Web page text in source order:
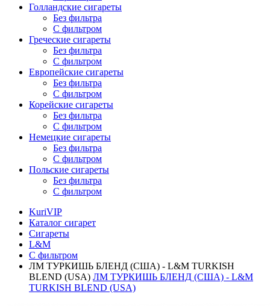
Голландские сигареты
Без фильтра
С фильтром
Греческие сигареты
Без фильтра
С фильтром
Европейские сигареты
Без фильтра
С фильтром
Корейские сигареты
Без фильтра
С фильтром
Немецкие сигареты
Без фильтра
С фильтром
Польские сигареты
Без фильтра
С фильтром
KuriVIP
Каталог сигарет
Сигареты
L&M
С фильтром
ЛМ ТУРКИШЬ БЛЕНД (США) - L&M TURKISH
BLEND (USA) ЛМ ТУРКИШЬ БЛЕНД (США) - L&M
TURKISH BLEND (USA)